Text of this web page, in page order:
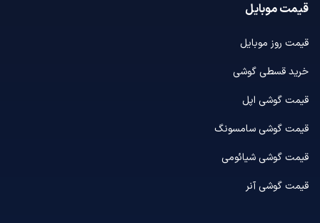
قیمت موبایل
قیمت روز موبایل
خرید قسطی گوشی
قیمت گوشی اپل
قیمت گوشی سامسونگ
قیمت گوشی شیائومی
قیمت گوشی آنر